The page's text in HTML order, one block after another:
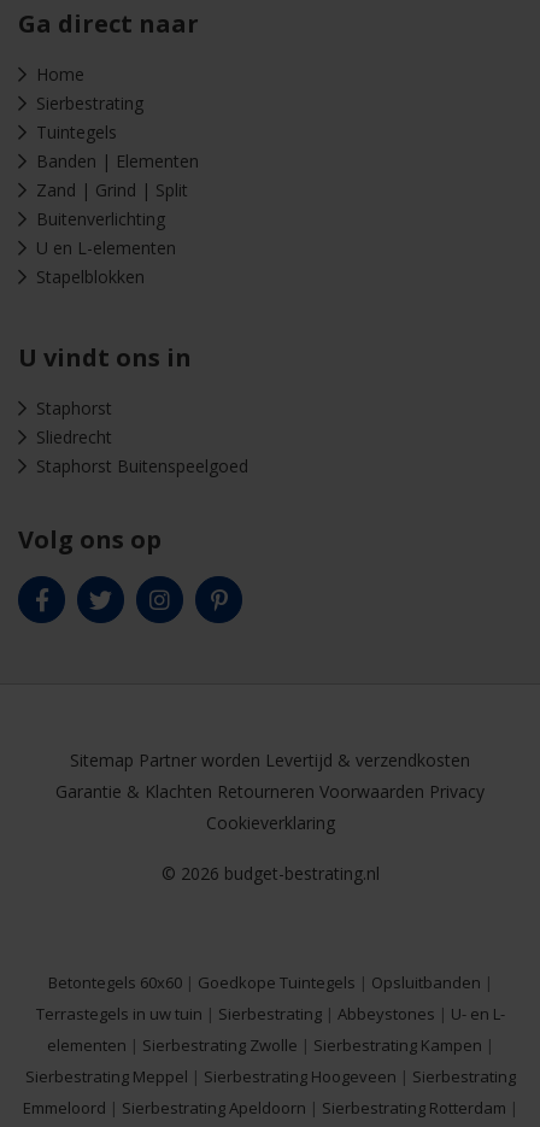
Ga direct naar
Home
Sierbestrating
Tuintegels
Banden | Elementen
Zand | Grind | Split
Buitenverlichting
U en L-elementen
Stapelblokken
U vindt ons in
Staphorst
Sliedrecht
Staphorst Buitenspeelgoed
Volg ons op
Sitemap Partner worden Levertijd & verzendkosten
Garantie & Klachten Retourneren Voorwaarden Privacy
Cookieverklaring
© 2026 budget-bestrating.nl
Betontegels 60x60 | Goedkope Tuintegels | Opsluitbanden |
Terrastegels in uw tuin | Sierbestrating | Abbeystones | U- en L-
elementen | Sierbestrating Zwolle | Sierbestrating Kampen |
Sierbestrating Meppel | Sierbestrating Hoogeveen | Sierbestrating
Emmeloord | Sierbestrating Apeldoorn | Sierbestrating Rotterdam |